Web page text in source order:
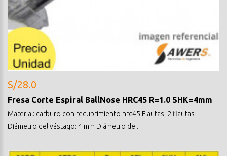
S/28.0
Fresa Corte Espiral BallNose HRC45 R=1.0 SHK=4mm
Material: carburo con recubrimiento hrc45 Flautas: 2 flautas
Diámetro del vástago: 4 mm Diámetro de..